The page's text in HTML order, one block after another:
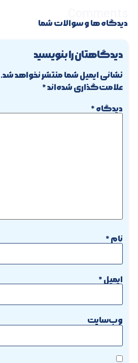
دیدگاه ها و سوالات شما
دیدگاهتان را بنویسید
نشانی ایمیل شما منتشر نخواهد شد.
علامت‌گذاری شده‌اند*
دیدگاه*
نام*
ایمیل*
وب‌سایت